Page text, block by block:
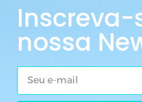
Inscreva-
nossa